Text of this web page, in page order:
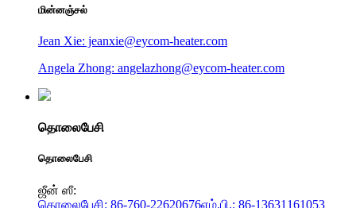
மின்னஞ்சல்
Jean Xie: jeanxie@eycom-heater.com
Angela Zhong: angelazhong@eycom-heater.com
தொலைபேசி
தொலைபேசி
ஜீன் ஸீ:
தொலைபேசி: 86-760-22620676எம்.பி.: 86-13631161053